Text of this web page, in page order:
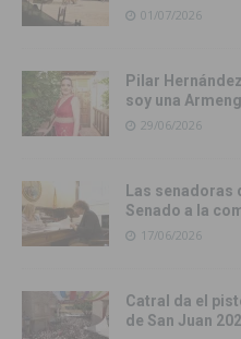
01/07/2026
Pilar
soy una
29/06/2026
Las senadoras
Senado a la
17/06/2026
Catral da el
de San Juan